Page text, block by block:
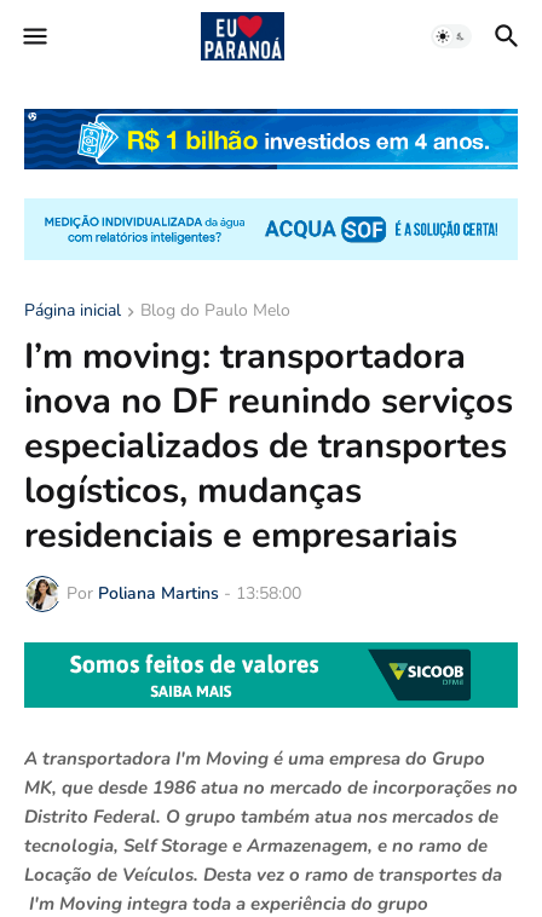
Página inicial Blog do Paulo Melo
I’m moving: transportadora
inova no DF reunindo serviços
especializados de transportes
logísticos, mudanças
residenciais e empresariais
Por Poliana Martins - 13:58:00
A transportadora I'm Moving é uma empresa do Grupo
MK, que desde 1986 atua no mercado de incorporações no
Distrito Federal. O grupo também atua nos mercados de
tecnologia, Self Storage e Armazenagem, e no ramo de
Locação de Veículos. Desta vez o ramo de transportes da
I'm Moving integra toda a experiência do grupo